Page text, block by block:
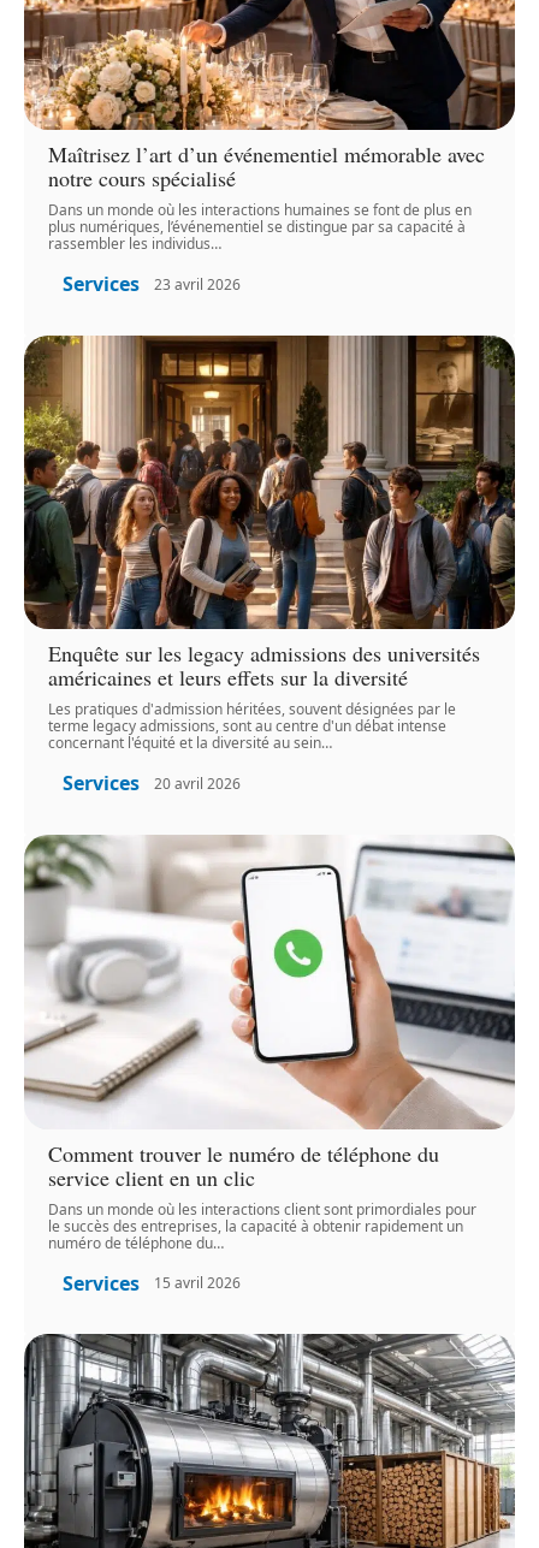
Maîtrisez l’art d’un événementiel mémorable avec
notre cours spécialisé
Dans un monde où les interactions humaines se font de plus en
plus numériques, l’événementiel se distingue par sa capacité à
rassembler les individus…
Services 23 avril 2026
Enquête sur les legacy admissions des universités
américaines et leurs effets sur la diversité
Les pratiques d'admission héritées, souvent désignées par le
terme legacy admissions, sont au centre d'un débat intense
concernant l'équité et la diversité au sein…
Services 20 avril 2026
Comment trouver le numéro de téléphone du
service client en un clic
Dans un monde où les interactions client sont primordiales pour
le succès des entreprises, la capacité à obtenir rapidement un
numéro de téléphone du…
Services 15 avril 2026